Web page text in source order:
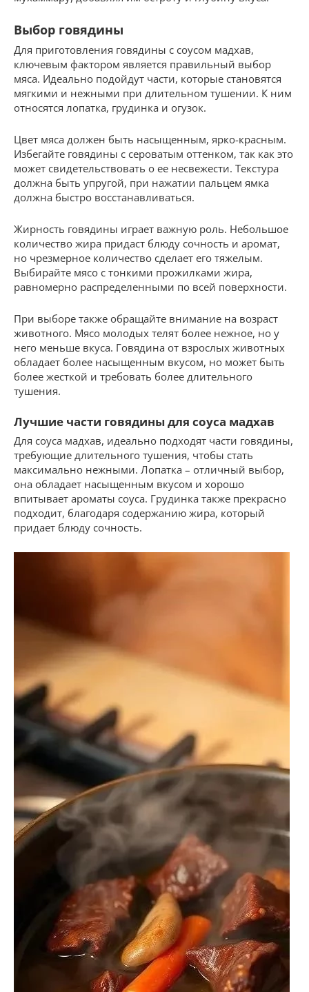
Выбор говядины
Для приготовления говядины с соусом мадхав,
ключевым фактором является правильный выбор
мяса. Идеально подойдут части, которые становятся
мягкими и нежными при длительном тушении. К ним
относятся лопатка, грудинка и огузок.
Цвет мяса должен быть насыщенным, ярко-красным.
Избегайте говядины с сероватым оттенком, так как это
может свидетельствовать о ее несвежести. Текстура
должна быть упругой, при нажатии пальцем ямка
должна быстро восстанавливаться.
Жирность говядины играет важную роль. Небольшое
количество жира придаст блюду сочность и аромат,
но чрезмерное количество сделает его тяжелым.
Выбирайте мясо с тонкими прожилками жира,
равномерно распределенными по всей поверхности.
При выборе также обращайте внимание на возраст
животного. Мясо молодых телят более нежное, но у
него меньше вкуса. Говядина от взрослых животных
обладает более насыщенным вкусом, но может быть
более жесткой и требовать более длительного
тушения.
Лучшие части говядины для соуса мадхав
Для соуса мадхав, идеально подходят части говядины,
требующие длительного тушения, чтобы стать
максимально нежными. Лопатка – отличный выбор,
она обладает насыщенным вкусом и хорошо
впитывает ароматы соуса. Грудинка также прекрасно
подходит, благодаря содержанию жира, который
придает блюду сочность.